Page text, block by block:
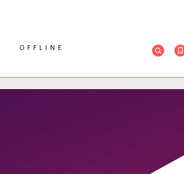
OFFLINE
RENDEZVÉNYEK